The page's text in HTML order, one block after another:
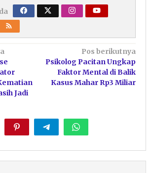
Jadi
Pos berikutnya
Psikolog Pacitan Ungkap
Faktor Mental di Balik
Kasus Mahar Rp3 Miliar